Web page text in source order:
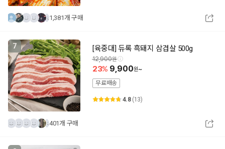
1,381개 구매
7 [육중대] 듀록 흑돼지 삼겹살 500g
12,900
23 9,900
~
무료배송
4.8 (13)
401개 구매